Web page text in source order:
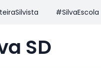
#SilvaEscola
SD